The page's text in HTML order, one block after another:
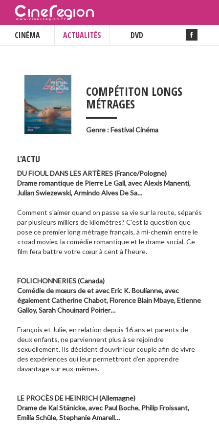
CINÉMA ACTUALITÉS DVD
COMPÉTITON LONGS
MÉTRAGES
___
Genre : Festival Cinéma
L'ACTU
DU FIOUL DANS LES ARTÈRES (France/Pologne)
Drame romantique de Pierre Le Gall, avec Alexis Manenti,
Julian Swiezewski, Armindo Alves De Sa…
Comment s'aimer quand on passe sa vie sur la route, séparés
par plusieurs milliers de kilomètres? C'est la question que
pose ce premier long métrage français, à mi-chemin entre le
« road movie», la comédie romantique et le drame social. Ce
film fera battre votre cœur à cent à l’heure.
FOLICHONNERIES (Canada)
Comédie de mœurs de et avec Eric K. Boulianne, avec
également Catherine Chabot, Florence Blain Mbaye, Etienne
Galloy, Sarah Chouinard Poirier…
François et Julie, en relation depuis 16 ans et parents de
deux enfants, ne parviennent plus à se rejoindre
sexuellement. Ils décident d’ouvrir leur couple afin de vivre
des expériences qui leur permettront d’en apprendre
davantage sur eux-mêmes.
LE PROCÈS DE HEINRICH (Allemagne)
Drame de Kai Stänicke, avec Paul Boche, Philip Froissant,
Emilia Schüle, Stephanie Amarell…